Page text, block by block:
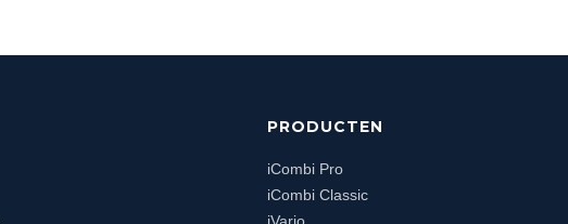
PRODUCTEN
iCombi Pro
iCombi Classic